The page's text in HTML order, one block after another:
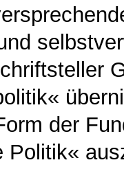
der
Politik«